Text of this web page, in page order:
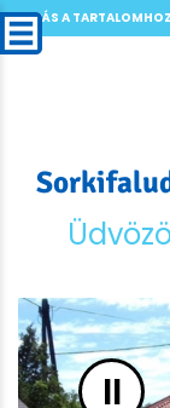
UGRÁS A TARTALOMHOZ
II